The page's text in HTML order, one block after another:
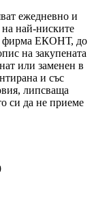
ежедневно и
най-ниските
фирма ЕКОНТ, до
на закупената
или заменен в
и със
липсваща
си да не приеме